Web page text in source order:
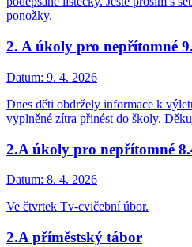
ponožky.
2. A úkoly pro nepřítomné
Datum: 9. 4. 2026
Dnes děti obdržely informace k
vyplněné zítra přinést do školy.
2.A úkoly pro nepřítomné
Datum: 8. 4. 2026
Ve čtvrtek Tv-cvičební úbor.
2.A příměstský tábor